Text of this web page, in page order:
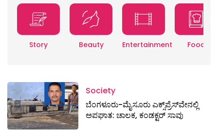
Story Beauty Entertainment Food
Society
ಬೆಂಗಳೂರು-ಮೈಸೂರು ಎಕ್ಸ್​ಪ್ರೆಸ್‌ವೇನಲ್ಲಿ
ಅಪಘಾತ: ಚಾಲಕ, ಕಂಡಕ್ಟರ್ ಸಾವು